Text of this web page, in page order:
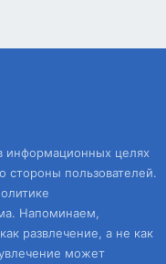
информационных целях
пользователей.
Напоминаем,
развлечение, а не как
может